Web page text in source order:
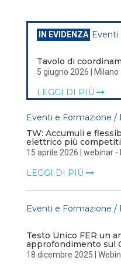
IN EVIDENZA Eventi
Tavolo di
5 giugno 2026 | Milano
LEGGI DI PIÙ
Eventi e Formazione /
TW: Accumuli e
elettrico più
15 aprile 2026 | webinar -
LEGGI DI PIÙ
Eventi e Formazione /
Testo Unico FER un
approfondimento sul
18 dicembre 2025 |